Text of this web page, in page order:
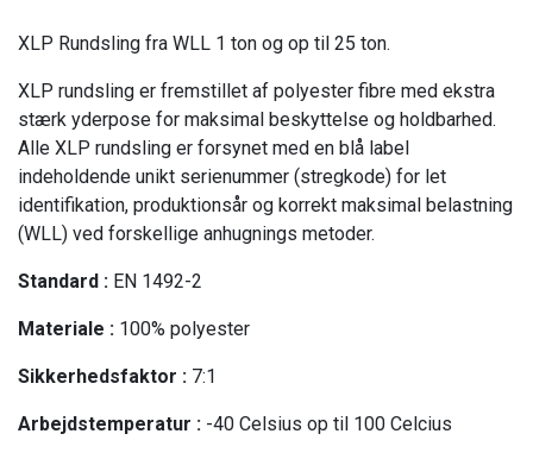
XLP Rundsling fra WLL 1 ton og op til 25 ton.
XLP rundsling er fremstillet af polyester fibre med ekstra
stærk yderpose for maksimal beskyttelse og holdbarhed.
Alle XLP rundsling er forsynet med en blå label
indeholdende unikt serienummer (stregkode) for let
identifikation, produktionsår og korrekt maksimal belastning
(WLL) ved forskellige anhugnings metoder.
Standard : EN 1492-2
Materiale : 100% polyester
Sikkerhedsfaktor : 7:1
Arbejdstemperatur : -40 Celsius op til 100 Celcius